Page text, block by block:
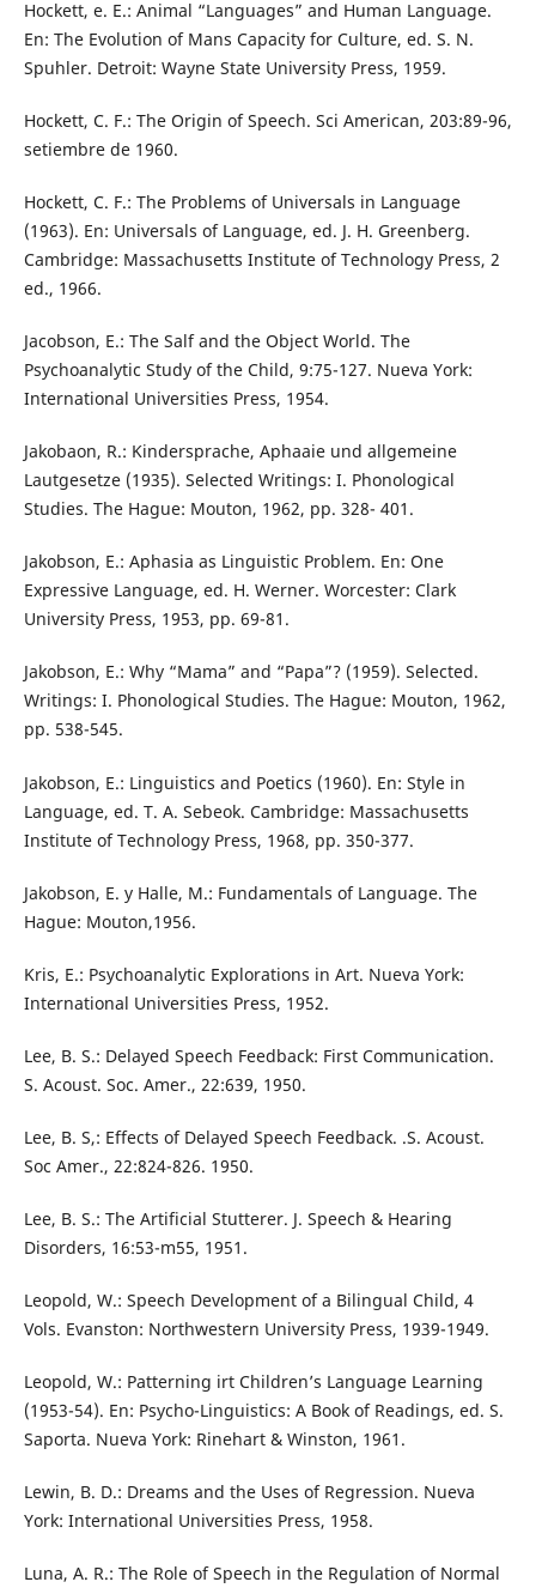
Hockett, e. E.: Animal “Languages” and Human Language.
En: The Evolution of Mans Capacity for Culture, ed. S. N.
Spuhler. Detroit: Wayne State University Press, 1959.
Hockett, C. F.: The Origin of Speech. Sci American, 203:89-96,
setiembre de 1960.
Hockett, C. F.: The Problems of Universals in Language
(1963). En: Universals of Language, ed. J. H. Greenberg.
Cambridge: Massachusetts Institute of Technology Press, 2
ed., 1966.
Jacobson, E.: The Salf and the Object World. The
Psychoanalytic Study of the Child, 9:75-127. Nueva York:
International Universities Press, 1954.
Jakobaon, R.: Kindersprache, Aphaaie und allgemeine
Lautgesetze (1935). Selected Writings: I. Phonological
Studies. The Hague: Mouton, 1962, pp. 328- 401.
Jakobson, E.: Aphasia as Linguistic Problem. En: One
Expressive Language, ed. H. Werner. Worcester: Clark
University Press, 1953, pp. 69-81.
Jakobson, E.: Why “Mama” and “Papa”? (1959). Selected.
Writings: I. Phonological Studies. The Hague: Mouton, 1962,
pp. 538-545.
Jakobson, E.: Linguistics and Poetics (1960). En: Style in
Language, ed. T. A. Sebeok. Cambridge: Massachusetts
Institute of Technology Press, 1968, pp. 350-377.
Jakobson, E. y Halle, M.: Fundamentals of Language. The
Hague: Mouton,1956.
Kris, E.: Psychoanalytic Explorations in Art. Nueva York:
International Universities Press, 1952.
Lee, B. S.: Delayed Speech Feedback: First Communication.
S. Acoust. Soc. Amer., 22:639, 1950.
Lee, B. S,: Effects of Delayed Speech Feedback. .S. Acoust.
Soc Amer., 22:824-826. 1950.
Lee, B. S.: The Artificial Stutterer. J. Speech & Hearing
Disorders, 16:53-m55, 1951.
Leopold, W.: Speech Development of a Bilingual Child, 4
Vols. Evanston: Northwestern University Press, 1939-1949.
Leopold, W.: Patterning irt Children’s Language Learning
(1953-54). En: Psycho-Linguistics: A Book of Readings, ed. S.
Saporta. Nueva York: Rinehart & Winston, 1961.
Lewin, B. D.: Dreams and the Uses of Regression. Nueva
York: International Universities Press, 1958.
Luna, A. R.: The Role of Speech in the Regulation of Normal